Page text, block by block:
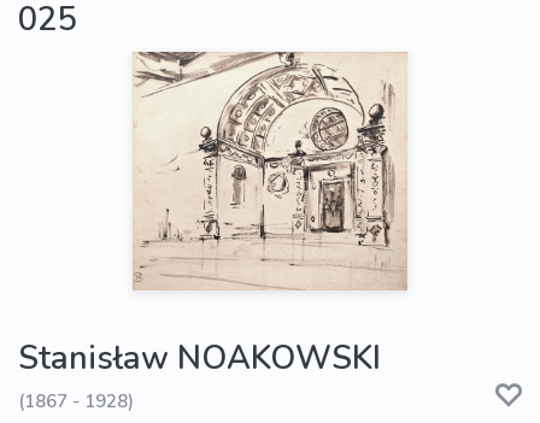
025
Stanisław NOAKOWSKI
(1867 - 1928)